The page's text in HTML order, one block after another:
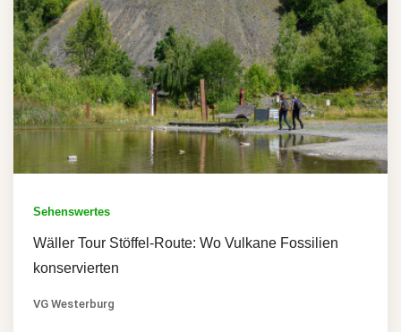
Sehenswertes
Wäller Tour Stöffel-Route: Wo Vulkane Fossilien
konservierten
VG Westerburg